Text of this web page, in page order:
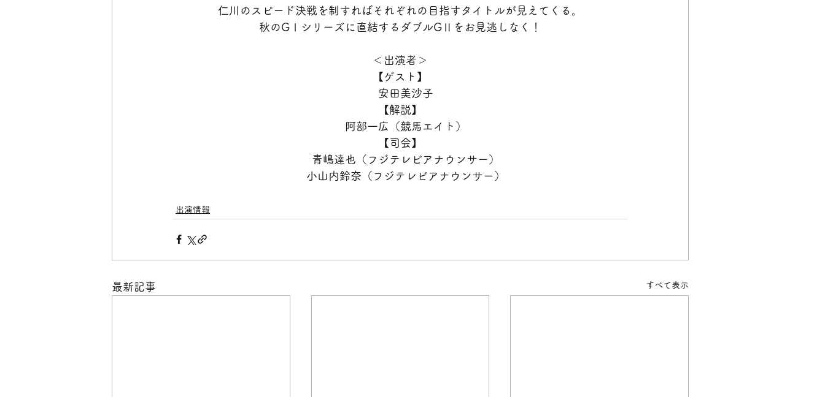
仁川のスピード決戦を制すればそれぞれの目指すタイトルが見えてくる。
秋のGⅠシリーズに直結するダブルGⅡをお見逃しなく！
＜出演者＞
【ゲスト】
安田美沙子
【解説】
阿部一広（競馬エイト）
【司会】
青嶋達也（フジテレビアナウンサー）
小山内鈴奈（フジテレビアナウンサー）
出演情報
最新記事 すべて表示